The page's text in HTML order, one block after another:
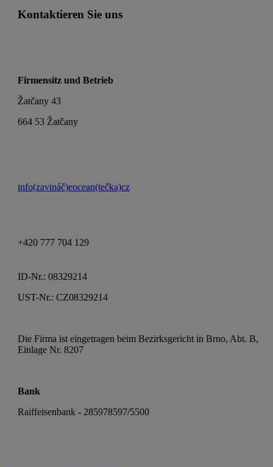
Kontaktieren Sie uns
Firmensitz und Betrieb
Žatčany 43
664 53 Žatčany
info(zavináč)eocean(tečka)cz
+420 777 704 129
ID-Nr.: 08329214
UST-Nr.: CZ08329214
Die Firma ist eingetragen beim Bezirksgericht in Brno, Abt. B,
Einlage Nr. 8207
Bank
Raiffeisenbank - 285978597/5500